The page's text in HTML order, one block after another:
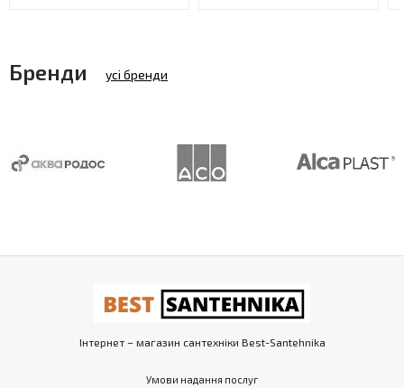
Бренди усі бренди
Інтернет – магазин сантехніки Best-Santehnika
Умови надання послуг